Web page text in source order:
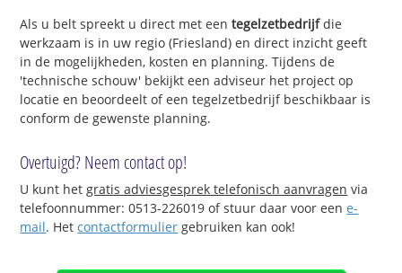
Als u belt spreekt u direct met eentegelzetbedrijfdie
werkzaam is in uw regio (Friesland) en direct inzicht geeft
in de mogelijkheden, kosten en planning. Tijdens de
'technische schouw' bekijkt een adviseur het project op
locatie en beoordeelt of een tegelzetbedrijf beschikbaar is
conform de gewenste planning.
Overtuigd? Neem contact op!
U kunt hetgratis adviesgesprek telefonisch aanvragen via
telefoonnummer: 0513-226019 of stuur daar voor eene-
mail. Hetcontactformulier gebruiken kan ook!